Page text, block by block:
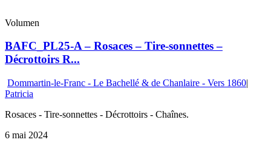
Volumen
BAFC_PL25-A – Rosaces – Tire-sonnettes –
Décrottoirs R...
Dommartin-le-Franc - Le Bachellé & de Chanlaire - Vers 1860|
Patricia
Rosaces - Tire-sonnettes - Décrottoirs - Chaînes.
6 mai 2024